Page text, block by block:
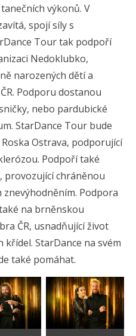
výkonů. V
spojí síly s
Tour tak podpoří
Nedoklubko,
narozených dětí a
Podporu dostanou
nebo pardubické
StarDance Tour bude
Ostrava, podporující
Podpoří také
provozující chráněnou
Podpora
na brněnskou
ČR, usnadňující život
křídel. StarDance na svém
také pomáhat.